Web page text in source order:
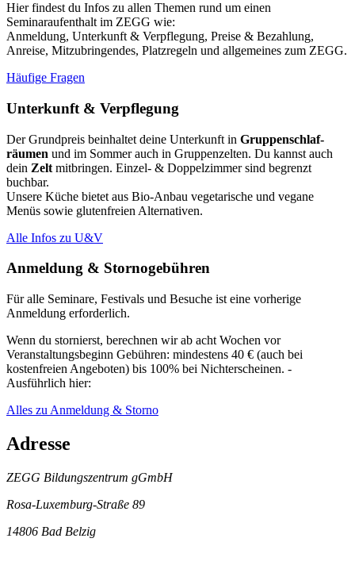
Hier findest du Infos zu allen Themen rund um einen
Seminaraufenthalt im ZEGG wie:
Anmeldung, Unterkunft & Verpflegung, Preise & Bezahlung,
Anreise, Mitzubringendes, Platzregeln und allgemeines zum ZEGG.
Häufige Fragen
Unterkunft & Verpflegung
Der Grundpreis beinhaltet deine Unterkunft in Grup­pen­schlaf­
räumen und im Sommer auch in Gruppenzelten. Du kannst auch
dein Zelt mitbringen. Einzel- & Doppelzimmer sind begrenzt
buchbar.
Unsere Küche bietet aus Bio-Anbau vegetarische und vegane
Menüs sowie glutenfreien Alternativen.
Alle Infos zu U&V
Anmeldung & Stornogebühren
Für alle Seminare, Festivals und Besuche ist eine vorherige
Anmeldung erforderlich.
Wenn du stornierst, berechnen wir ab acht Wochen vor
Veranstaltungsbeginn Gebühren: mindestens 40 € (auch bei
kostenfreien Angeboten) bis 100% bei Nichterscheinen. -
Ausführlich hier:
Alles zu Anmeldung & Storno
Adresse
ZEGG Bildungszentrum gGmbH
Rosa-Luxemburg-Straße 89
14806 Bad Belzig